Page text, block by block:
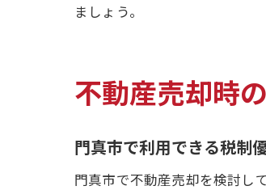
ましょう。
不動産売却時
門真市で利用できる税制
門真市で不動産売却を検討し